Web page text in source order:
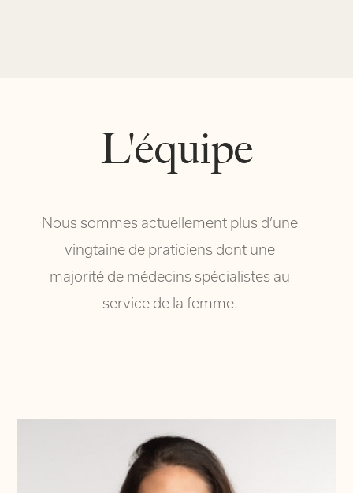
L'équipe
Nous sommes actuellement plus d’une
vingtaine de praticiens dont une
majorité de médecins spécialistes au
service de la femme.